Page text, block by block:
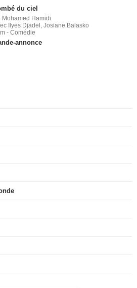
du ciel
Mohamed Hamidi
Ilyes Djadel, Josiane Balasko
- Comédie
annonce